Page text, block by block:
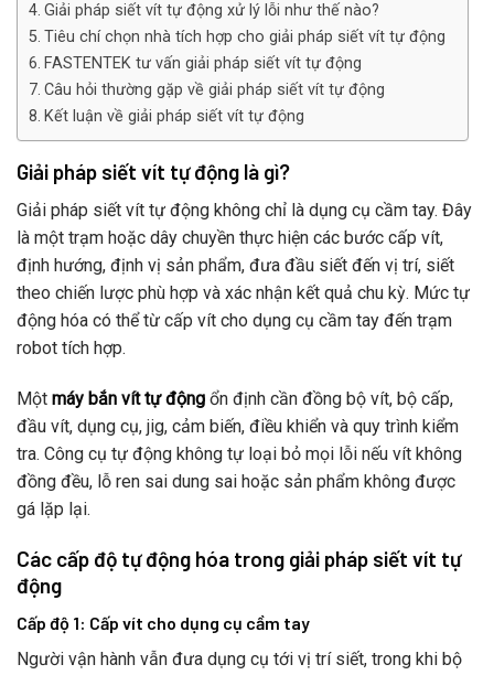
Giải pháp siết vít tự động xử lý lỗi như thế nào?
Tiêu chí chọn nhà tích hợp cho giải pháp siết vít tự động
FASTENTEK tư vấn giải pháp siết vít tự động
Câu hỏi thường gặp về giải pháp siết vít tự động
Kết luận về giải pháp siết vít tự động
Giải pháp siết vít tự động là gì?
Giải pháp siết vít tự động không chỉ là dụng cụ cầm tay. Đây
là một trạm hoặc dây chuyền thực hiện các bước cấp vít,
định hướng, định vị sản phẩm, đưa đầu siết đến vị trí, siết
theo chiến lược phù hợp và xác nhận kết quả chu kỳ. Mức tự
động hóa có thể từ cấp vít cho dụng cụ cầm tay đến trạm
robot tích hợp.
Một máy bắn vít tự động ổn định cần đồng bộ vít, bộ cấp,
đầu vít, dụng cụ, jig, cảm biến, điều khiển và quy trình kiểm
tra. Công cụ tự động không tự loại bỏ mọi lỗi nếu vít không
đồng đều, lỗ ren sai dung sai hoặc sản phẩm không được
gá lặp lại.
Các cấp độ tự động hóa trong giải pháp siết vít tự
động
Cấp độ 1: Cấp vít cho dụng cụ cầm tay
Người vận hành vẫn đưa dụng cụ tới vị trí siết, trong khi bộ